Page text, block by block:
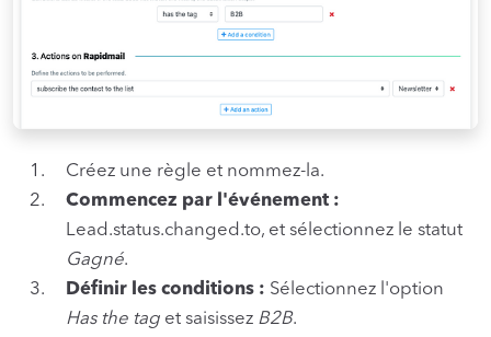
Créez une règle et nommez-la.
Commencez par l'événement :
Lead.status.changed.to, et sélectionnez le statut
Gagné.
Définir les conditions : Sélectionnez l'option
Has the tag et saisissez B2B.